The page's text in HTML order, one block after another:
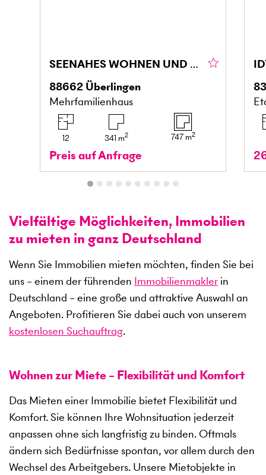
SEENAHES WOHNEN UND ARBEITEN
88662 Überlingen
Mehrfamilienhaus
12 341 m2 747m2
Preis auf Anfrage
Vielfältige Möglichkeiten, Immobilien
zu mieten in ganz Deutschland
Wenn Sie Immobilien mieten möchten, finden Sie bei
uns – einem der führenden Immobilienmakler in
Deutschland – eine große und attraktive Auswahl an
Angeboten. Profitieren Sie dabei auch von unserem
kostenlosen Suchauftrag.
Wohnen zur Miete – Flexibilität und Komfort
Das Mieten einer Immobilie bietet Flexibilität und
Komfort. Sie können Ihre Wohnsituation jederzeit
anpassen ohne sich langfristig zu binden. Oftmals
ändern sich Bedürfnisse spontan, vor allem durch den
Wechsel des Arbeitgebers. Unsere Mietobjekte in